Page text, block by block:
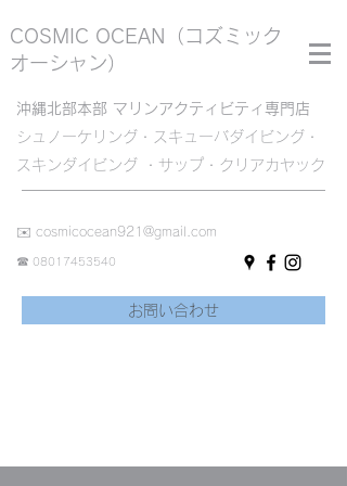
COSMIC OCEAN
（コズミック
オーシャン）
沖縄北部本部 マリンアクティビティ専門店
シュノーケリング・スキューバダイビング・
スキンダイビング ・サップ・クリアカヤック
✉️ cosmicocean921@gmail.com
☎︎ 08017453540
お問い合わせ